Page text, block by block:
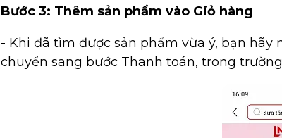
Bước 3: Thêm sản phẩm vào Giỏ hàng
- Khi đã tìm được sản phẩm vừa ý, bạn hãy
chuyển sang bước Thanh toán, trong